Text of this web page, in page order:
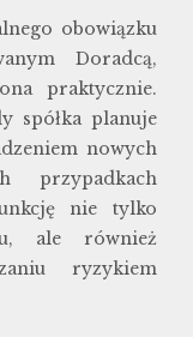
obowiązku
Doradcą,
praktycznie.
spółka planuje
nowych
nie tylko
ale również
ryzykiem